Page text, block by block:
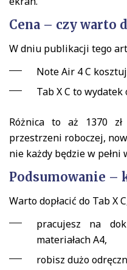
Cena – czy warto
W dniu publikacji tego
Note Air 4 C
Tab X C to wydatek
Różnica to aż 1370
przestrzeni roboczej,
nie każdy będzie w pełni
Podsumowanie –
Warto dopłacić do Tab X
pracujesz na
materiałach A4,
robisz dużo